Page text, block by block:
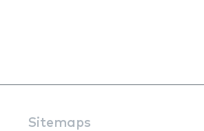
Sitemaps